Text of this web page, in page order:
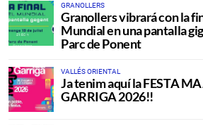
GRANOLLERS
Granollers vibrará con la
Mundial en una pantalla
Parc de Ponent
VALLÉS ORIENTAL
Ja tenim aquí la FESTA
GARRIGA 2026!!